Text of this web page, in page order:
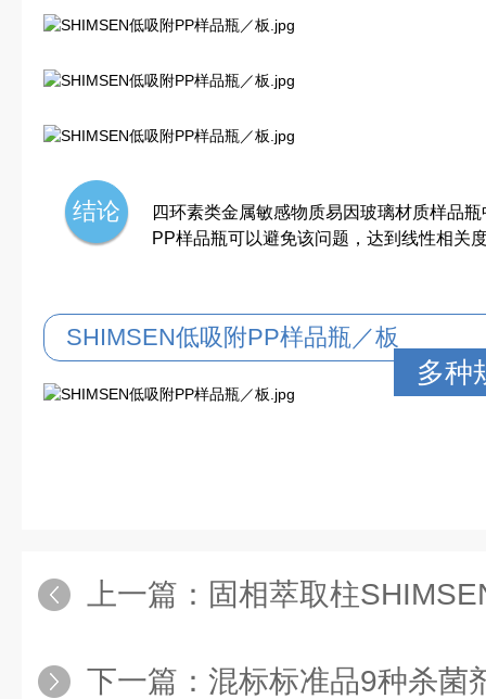
结论
四环素类金属敏感物质易因玻璃材质样品
PP样品瓶可以避免该问题，达到线性相关
SHIMSEN低吸附PP样品瓶／板
多种
上一篇： 固相萃取柱SHIMSEN
下一篇： 混标标准品9种杀菌剂混标